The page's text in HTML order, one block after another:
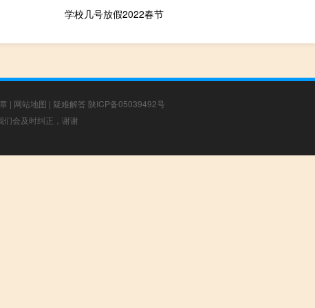
学校几号放假2022春节
| 网站地图 | 疑难解答 陕ICP备05039492号
们会及时纠正，谢谢